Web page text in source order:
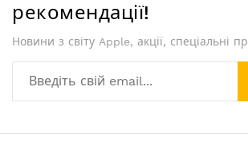
рекомендації!
Новини з світу Apple, акції, спеціальні